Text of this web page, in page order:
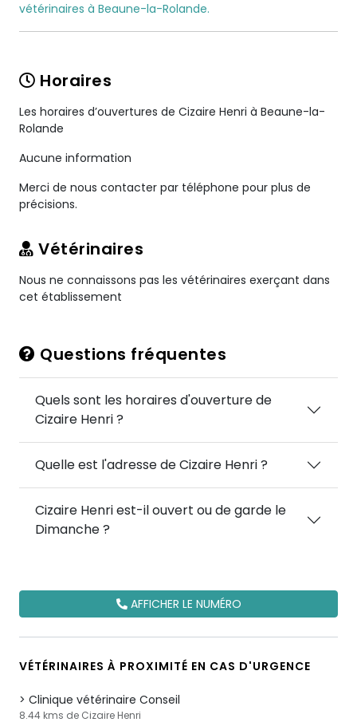
vétérinaires à Beaune-la-Rolande.
Horaires
Les horaires d’ouvertures de Cizaire Henri à Beaune-la-
Rolande
Aucune information
Merci de nous contacter par téléphone pour plus de
précisions.
Vétérinaires
Nous ne connaissons pas les vétérinaires exerçant dans
cet établissement
Questions fréquentes
Quels sont les horaires d'ouverture de
Cizaire Henri ?
Quelle est l'adresse de Cizaire Henri ?
Cizaire Henri est-il ouvert ou de garde le
Dimanche ?
AFFICHER LE NUMÉRO
VÉTÉRINAIRES À PROXIMITÉ EN CAS D'URGENCE
Clinique vétérinaire Conseil
8.44 kms de Cizaire Henri